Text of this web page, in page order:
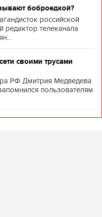
боброедкой?
российской
редактор телеканала
своими трусами
РФ Дмитрия Медведева
пользователям